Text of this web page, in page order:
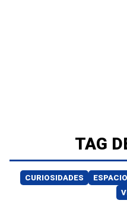
TAG
CURIOSIDADES ESPACIO